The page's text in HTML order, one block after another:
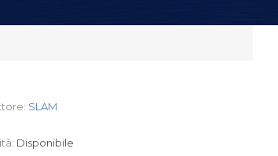
SLAM
Disponibile